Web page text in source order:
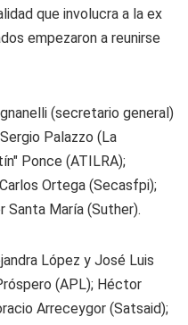
que involucra a la ex
empezaron a reunirse
(secretario general)
Palazzo (La
Ponce (ATILRA);
Ortega (Secasfpi);
Santa María (Suther).
López y José Luis
(APL); Héctor
Arreceygor (Satsaid);